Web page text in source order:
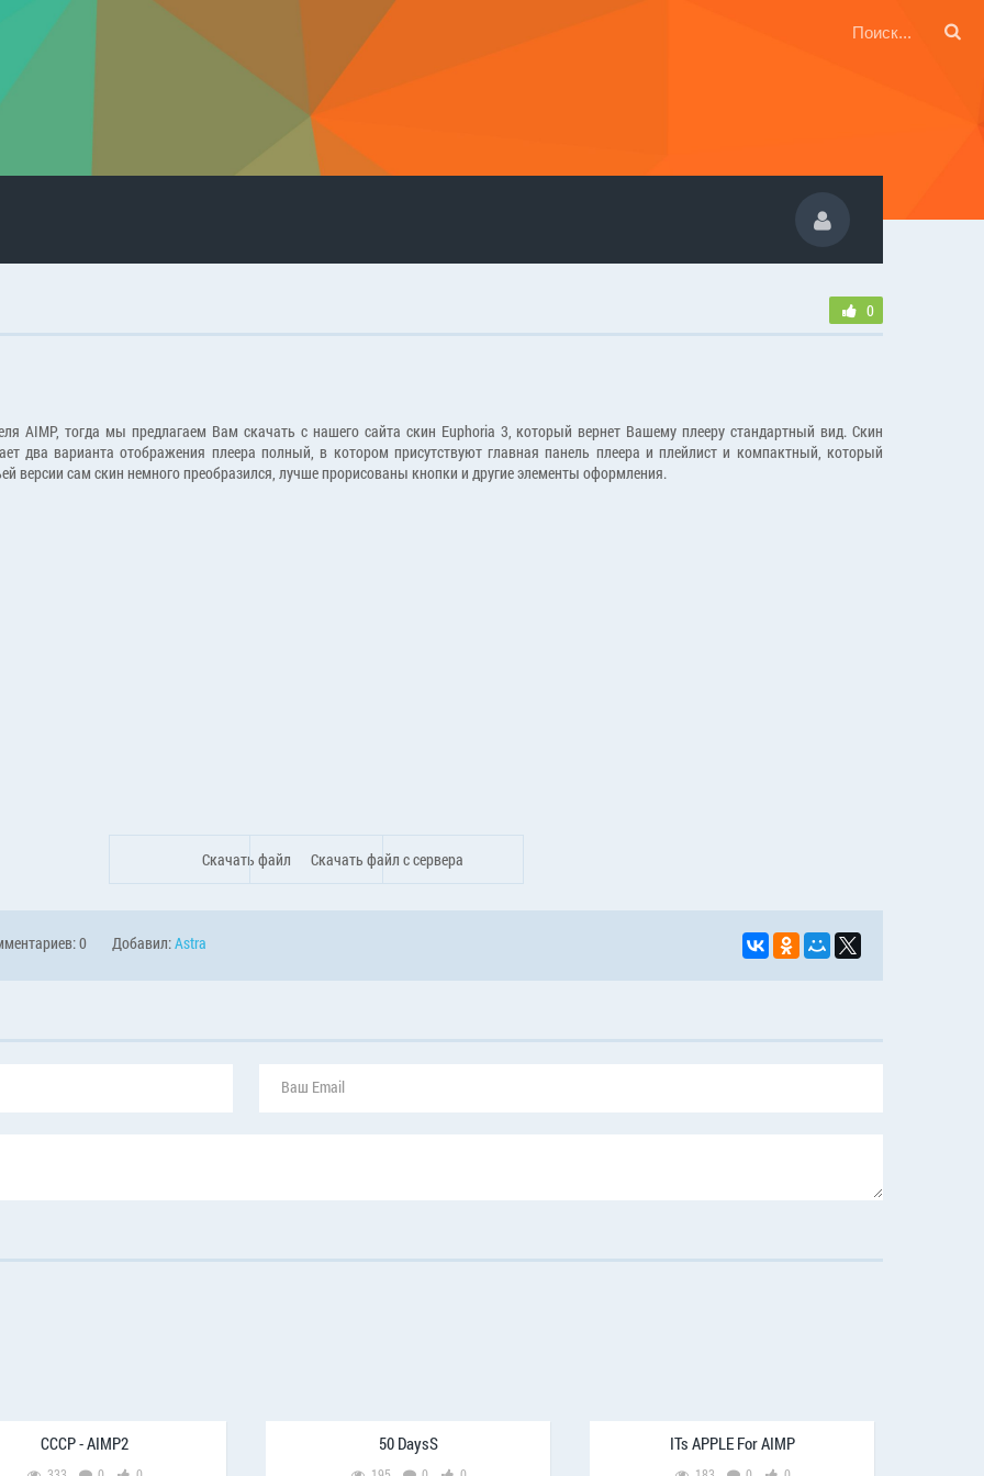
0
AIMP, тогда мы предлагаем Вам скачать с нашего сайта скин Euphoria 3, который вернет Вашему плееру стандартный вид. Скин
два варианта отображения плеера полный, в котором присутствуют главная панель плеера и плейлист и компактный, который
версии сам скин немного преобразился, лучше прорисованы кнопки и другие элементы оформления.
Скачать файл Скачать файл с сервера
0 Добавил:Astra
CCCP - AIMP2 50 DaysS ITs APPLE For AIMP